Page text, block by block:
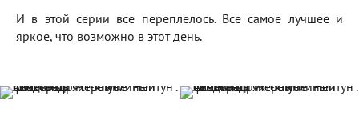
И в этой серии все переплелось. Все самое лучшее и
яркое, что возможно в этот день.